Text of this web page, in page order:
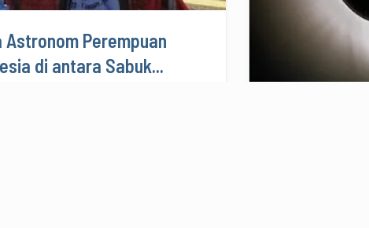
Astronom Perempuan
di antara Sabuk...